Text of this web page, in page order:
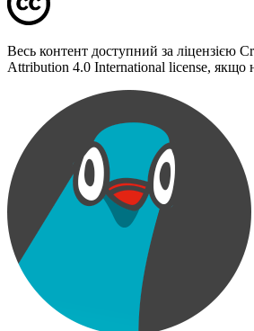
Весь контент доступний за ліцензією
Attribution 4.0 International license, якщо